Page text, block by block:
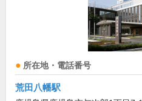
所在地・電話番号
荒田八幡駅